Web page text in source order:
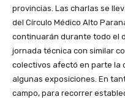
provincias. Las charlas se
del Círculo Médico Alto
continuarán durante todo el
jornada técnica con similar
colectivos afectó en parte la
algunas exposiciones. En
campo, para recorrer